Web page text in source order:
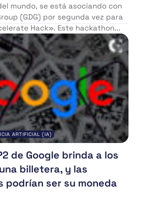
mundo, se está asociando con
(GDG) por segunda vez para
Hack». Este hackathon...
ARTIFICIAL (IA)
de Google brinda a los
billetera, y las
podrían ser su moneda